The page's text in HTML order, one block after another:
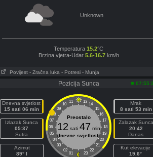
Unknown
Temperatura 15.2°C
Brzina vjetra-Udar 5.6-16.7km/h
Povijest - Zračna luka - Potresi - Munja
Pozicija Sunca
Dnevna svjetlost
15 sati 06 min
Izlazak Sunca
05:37
Sutra
Azimut
89° I
11 13
10
14
09
15
08
16
07
17
06
18
05
19
04
20
03
21
02
22
01 23
Preostalo
12 sati 47 min
dnevne svjetlosti
Mrak
8 sati 53 min
Zalazak Sunca
20:42
Danas
Kut elevacije
19.6°